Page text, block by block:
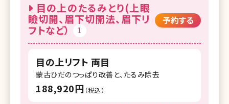
目の上のたるみとり(上眼
瞼切開、眉下切開法、眉下リ
フトなど）
1
予約する
目の上リフト 両目
蒙古ひだのつっぱり改善と、たるみ除去
188,920円 （税込）